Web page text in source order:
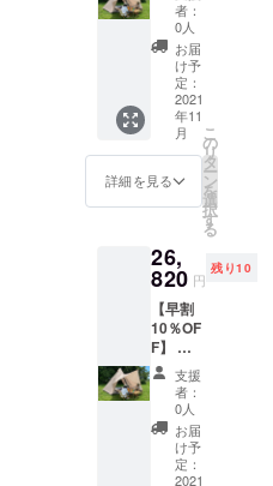
的には工場
ですので、
商品開発力
があり、新
たに開発し
た商品をご
案内してゆ
きます。
未経験者、
初心者の方
たちに、手
軽、気軽に
楽しんでも
らい、安価
で高品質な
商品を提供
し、コロナ
ルテン
ト 収容
人数：4
～5名
サイ
ズ：約
380×32
5×245
㎝ 重
量：約
ステ
ル、ポ
リプロ
ピレン
カ
ラー：
サンド
ベー
ジュ
特典1：
クラウ
ドファ
ンディ
ング割
引・
20%OF
Fの
23,840
円(一般
販売価
29,800
円) 特典
2：税・
送料込
み 商品
名：ワ
ンポー
ルテン
ト 収容
人数：4
～5名
サイ
者：
0人
お届
け予
定：
2021
年11
月
詳細を見る
こ
の
リ
タ
ー
ン
を
選
択
す
る
26,
820 円
残り10
【早割
10％OF
F】 ＜
特典＞
特典1：
クラウ
ドファ
ンディ
ング割
引・
支援
者：
0人
お届
け予
定：
2021